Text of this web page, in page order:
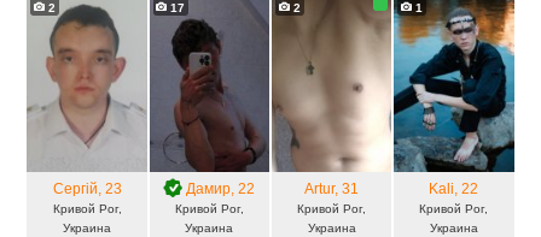
2
Сергій, 23
Кривой Рог,
Украина
17
Дамир, 22
Кривой Рог,
Украина
2
Artur, 31
Кривой Рог,
Украина
1
Kali, 22
Кривой Рог,
Украина